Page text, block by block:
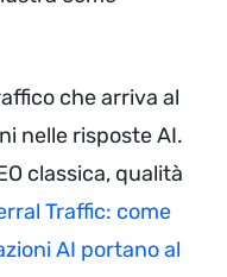
che arriva al
nelle risposte AI.
classica, qualità
Traffic: come
AI portano al